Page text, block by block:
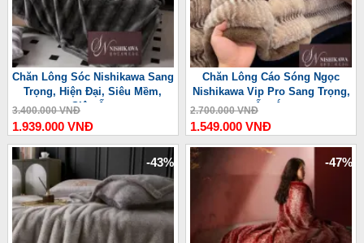
Chăn Lông Sóc Nishikawa Sang
Trọng, Hiện Đại, Siêu Mềm,
Siêu Ấm
3.400.000 VNĐ
1.939.000 VNĐ
Chăn Lông Cáo Sóng Ngọc
Nishikawa Vip Pro Sang Trọng,
Ấm Áp
2.700.000 VNĐ
1.549.000 VNĐ
-43% -47%